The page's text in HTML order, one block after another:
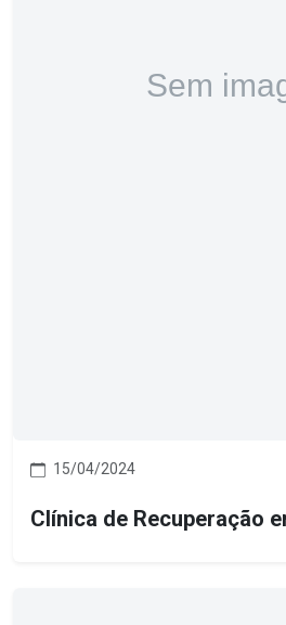
15/04/2024
Clínica de Recuperação